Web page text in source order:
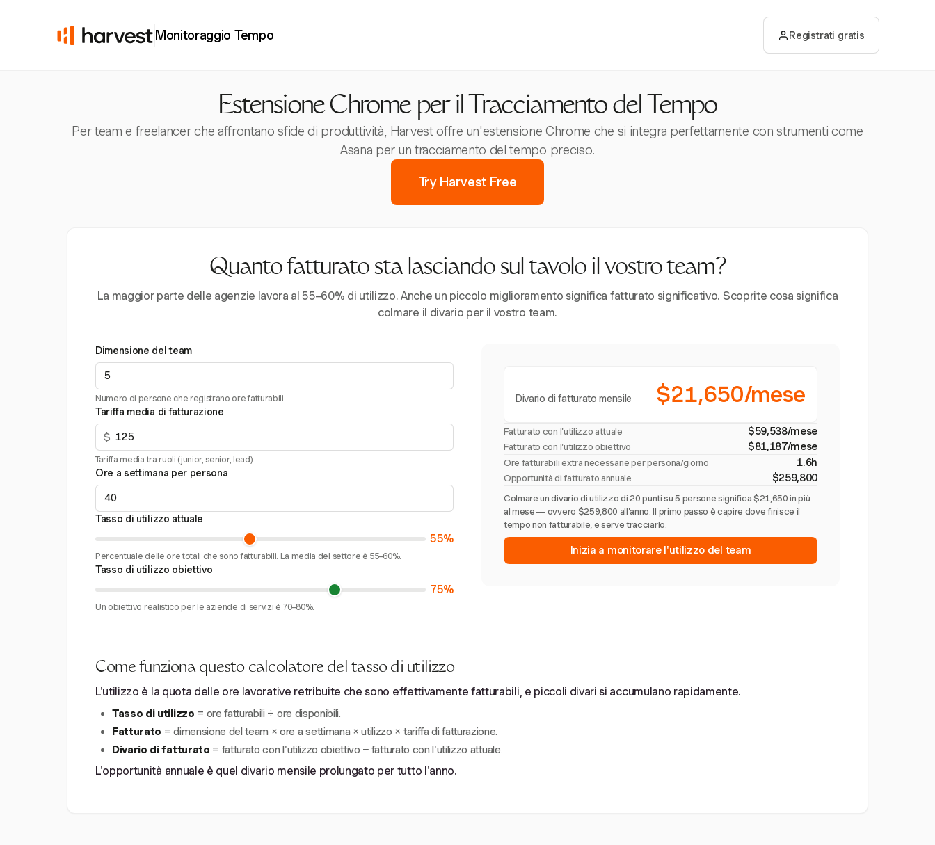
Monitoraggio Tempo Registrati gratis
Estensione Chrome per il Tracciamento del Tempo
Per team e freelancer che affrontano sfide di produttività, Harvest offre un'estensione Chrome che si integra perfettamente con strumenti come
Asana per un tracciamento del tempo preciso.
Try Harvest Free
Quanto fatturato sta lasciando sul tavolo il vostro team?
La maggior parte delle agenzie lavora al 55–60% di utilizzo. Anche un piccolo miglioramento significa fatturato significativo. Scoprite cosa significa
colmare il divario per il vostro team.
Dimensione del team
Numero di persone che registrano ore fatturabili
Tariffa media di fatturazione
$
Tariffa media tra ruoli (junior, senior, lead)
Ore a settimana per persona
Tasso di utilizzo attuale
55%
Percentuale delle ore totali che sono fatturabili. La media del settore è 55–60%.
Tasso di utilizzo obiettivo
75%
Un obiettivo realistico per le aziende di servizi è 70–80%.
Divario di fatturato mensile $21,650/mese
Fatturato con l'utilizzo attuale $59,538/mese
Fatturato con l'utilizzo obiettivo $81,187/mese
Ore fatturabili extra necessarie per persona/giorno 1.6h
Opportunità di fatturato annuale $259,800
Colmare un divario di utilizzo di 20 punti su 5 persone significa $21,650 in più
al mese — ovvero $259,800 all'anno. Il primo passo è capire dove finisce il
tempo non fatturabile, e serve tracciarlo.
Inizia a monitorare l'utilizzo del team
Come funziona questo calcolatore del tasso di utilizzo
L'utilizzo è la quota delle ore lavorative retribuite che sono effettivamente fatturabili, e piccoli divari si accumulano rapidamente.
Tasso di utilizzo = ore fatturabili ÷ ore disponibili.
Fatturato = dimensione del team × ore a settimana × utilizzo × tariffa di fatturazione.
Divario di fatturato = fatturato con l'utilizzo obiettivo − fatturato con l'utilizzo attuale.
L'opportunità annuale è quel divario mensile prolungato per tutto l'anno.